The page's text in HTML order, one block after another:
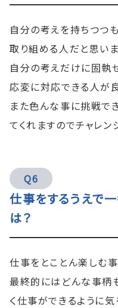
自分の考えを持ちつつ
取り組める人だと思いま
自分の考えだけに固執
応変に対応できる人が
また色んな事に挑戦で
てくれますのでチャレ
Q6
仕事をするうえで
は？
仕事をとことん楽しむ事
最終的にはどんな事柄
く仕事ができるように気